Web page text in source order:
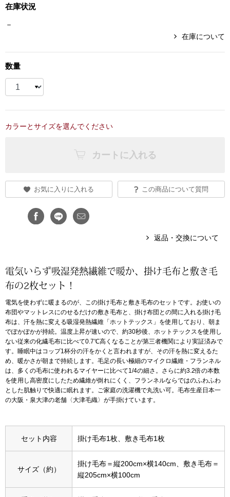
ランド
タログ
ダーウェア
ショルダーバ
リュック･バッ
ボストンバッグ
スーツケース
その他
スリップオン
在庫状況
－
在庫について
数量
カラーとサイズを選んでください
カートに入れる
お気に入りに入れる この商品について質問
返品・交換について
電気いらず吸湿発熱繊維で暖か、掛け毛布と敷き毛
布の2枚セット！
電気を使わずに暖まるのが、この掛け毛布と敷き毛布のセットです。お使いの
布団やマットレスにのせるだけの敷き毛布と、掛け布団との間に入れる掛け毛
布は、汗を熱に変える吸湿発熱繊維「ホットテックス」を使用しており、朝ま
でぽかぽかが持続。温度上昇が速いので、約30秒後、ホットテックスを使用し
ない従来の化繊毛布に比べて0.7℃高くなることが第三者機関により実証済みで
す。睡眠中はコップ1杯分の汗をかくと言われますが、その汗を熱に変えるた
め、暖かさが朝まで持続します。毛足の長い極細のマイクロ繊維・フランネル
は、多くの毛布に使われるマイヤーに比べて1/4の細さ。さらに約3.2倍の本数
を使用し高密度にしたため繊維が倒れにくく、フランネルならではのふわふわ
とした肌触りで快適に眠れます。ご家庭の洗濯機で丸洗い可。毛布生産日本一
の大阪・泉大津の老舗〈大津毛織〉が手掛けています。
セット内容 掛け毛布1枚、敷き毛布1枚
サイズ（約）
掛け毛布＝縦200cm×横140cm、敷き毛布＝
縦205cm×横100cm